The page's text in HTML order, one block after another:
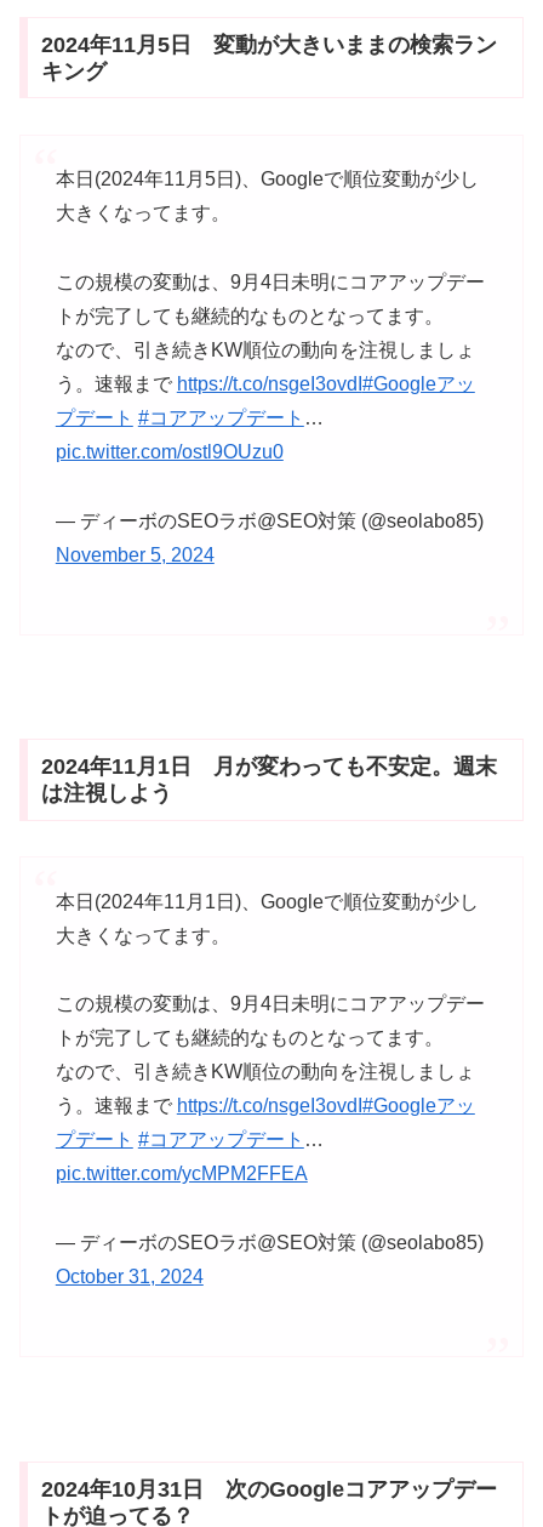
2024年11月5日 変動が大きいままの検索ラン
キング
本日(2024年11月5日)、Googleで順位変動が少し
大きくなってます。
この規模の変動は、9月4日未明にコアアップデー
トが完了しても継続的なものとなってます。
なので、引き続きKW順位の動向を注視しましょ
う。速報まで https://t.co/nsgeI3ovdI #Googleアッ
プデート #コアアップデート …
pic.twitter.com/ostl9OUzu0
— ディーボのSEOラボ@SEO対策 (@seolabo85)
November 5, 2024
2024年11月1日 月が変わっても不安定。週末
は注視しよう
本日(2024年11月1日)、Googleで順位変動が少し
大きくなってます。
この規模の変動は、9月4日未明にコアアップデー
トが完了しても継続的なものとなってます。
なので、引き続きKW順位の動向を注視しましょ
う。速報まで https://t.co/nsgeI3ovdI #Googleアッ
プデート #コアアップデート …
pic.twitter.com/ycMPM2FFEA
— ディーボのSEOラボ@SEO対策 (@seolabo85)
October 31, 2024
2024年10月31日 次のGoogleコアアップデー
トが迫ってる？